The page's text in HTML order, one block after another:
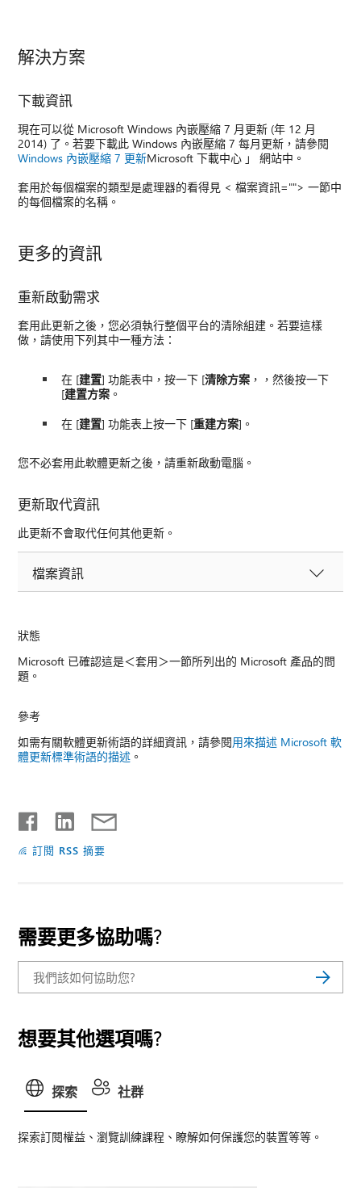
解決方案
下載資訊
現在可以從 Microsoft Windows 內嵌壓縮 7 月更新 (年 12 月
2014) 了。若要下載此 Windows 內嵌壓縮 7 每月更新，請參閱
Windows 內嵌壓縮 7 更新Microsoft 下載中心 」 網站中。
套用於每個檔案的類型是處理器的看得見 < 檔案資訊=""> 一節中
的每個檔案的名稱。
更多的資訊
重新啟動需求
套用此更新之後，您必須執行整個平台的清除組建。若要這樣
做，請使用下列其中一種方法：
在 [建置] 功能表中，按一下 [清除方案 ，，然後按一下
[建置方案 。
在 [建置] 功能表上按一下 [重建方案]。
您不必套用此軟體更新之後，請重新啟動電腦。
更新取代資訊
此更新不會取代任何其他更新。
檔案資訊
狀態
Microsoft 已確認這是＜套用＞一節所列出的 Microsoft 產品的問
題。
參考
如需有關軟體更新術語的詳細資訊，請參閱用來描述 Microsoft 軟
體更新標準術語的描述 。
訂閱 RSS 摘要
需要更多協助嗎?
想要其他選項嗎?
探索 社群
探索訂閱權益、瀏覽訓練課程、瞭解如何保護您的裝置等等。